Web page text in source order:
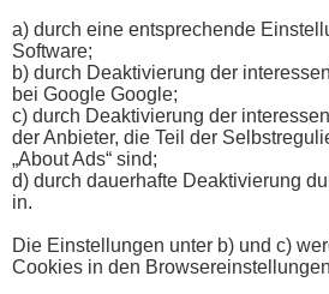
a) durch eine entsprechende
Software;
b) durch Deaktivierung der
bei Google Google;
c) durch Deaktivierung der
der Anbieter, die Teil der
„About Ads“ sind;
d) durch dauerhafte Deaktivierung
in.
Die Einstellungen unter b) und c)
Cookies in den